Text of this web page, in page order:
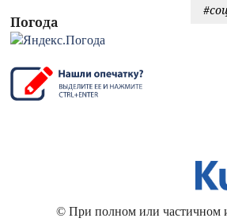
Погода
© При полном или частичном